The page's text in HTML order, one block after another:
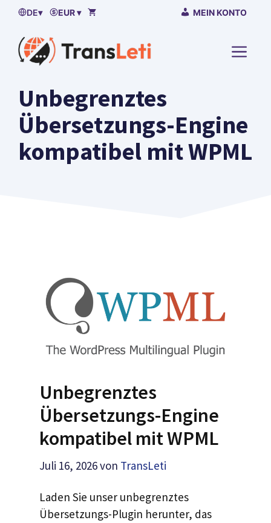
Zum
springen
DE▾ EUR ▾ MEIN KONTO
)
Unbegrenztes
Übersetzungs-Engine
kompatibel mit WPML
Unbegrenztes
Übersetzungs-Engine
kompatibel mit WPML
Juli 16, 2026von TransLeti
Laden Sie unser unbegrenztes
Übersetzungs-Plugin herunter, das